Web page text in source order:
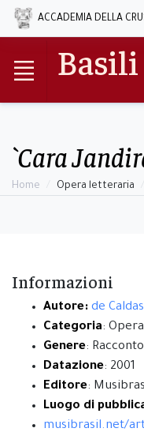
ACCADEMIA DELLA
`Cara
Home Opera letteraria
Informazioni
Autore: de
Categoria:
Genere: Racconto
Datazione: 2001
Editore:
Luogo di
musibrasil.net/